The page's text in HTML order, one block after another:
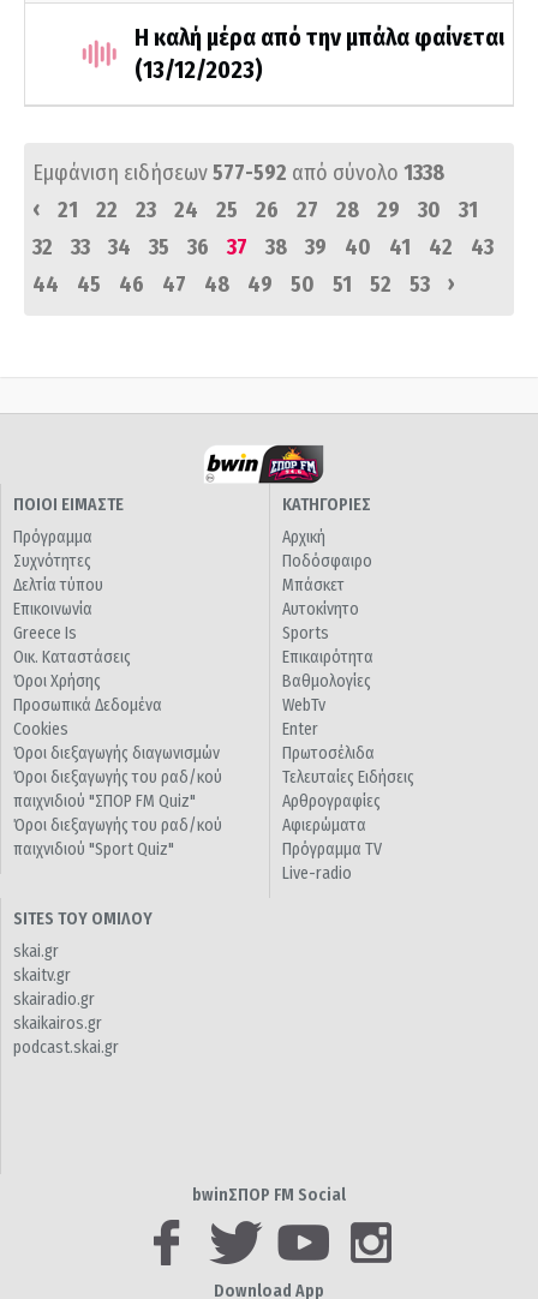
Η καλή μέρα από την μπάλα φαίνεται
(13/12/2023)
Εμφάνιση ειδήσεων577-592 από σύνολο 1338
‹
21 22 23 24 25 26 27 28 29 30
31
32
33 34 35 36 37 38 39 40 41 42
43
44
45 46 47 48 49 50 51 52 53 ›
ΠΟΙΟΙ ΕΙΜΑΣΤΕ
Πρόγραμμα
Συχνότητες
Δελτία τύπου
Επικοινωνία
Greece Is
Οικ. Καταστάσεις
Όροι Χρήσης
Προσωπικά Δεδομένα
Cookies
Όροι διεξαγωγής διαγωνισμών
Όροι διεξαγωγής του ραδ/κού
παιχνιδιού "ΣΠΟΡ FM Quiz"
Όροι διεξαγωγής του ραδ/κού
παιχνιδιού "Sport Quiz"
ΚΑΤΗΓΟΡΙΕΣ
Αρχική
Ποδόσφαιρο
Μπάσκετ
Αυτοκίνητο
Sports
Επικαιρότητα
Βαθμολογίες
WebTv
Enter
Πρωτοσέλιδα
Τελευταίες Ειδήσεις
Αρθρογραφίες
Αφιερώματα
Πρόγραμμα TV
Live-radio
SITES ΤΟΥ ΟΜΙΛΟΥ
skai.gr
skaitv.gr
skairadio.gr
skaikairos.gr
podcast.skai.gr
bwinΣΠΟΡ FM Social
Download App